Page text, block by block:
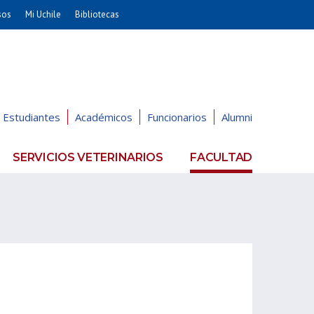
Cs. Sociales
Economía y Negocios
Mi Uchile Bibliotecas
Estudiantes Académicos Funcionarios Alumni
SERVICIOS VETERINARIOS FACULTAD